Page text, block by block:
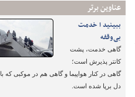
عناوین برتر
ببینید ا خدمت
بی‌وقفه
گاهی خدمت، پشت
کانتر پذیرش است؛
گاهی در کنار هواپیما و گاهی هم در موکبی که با
دل برپا شده است.